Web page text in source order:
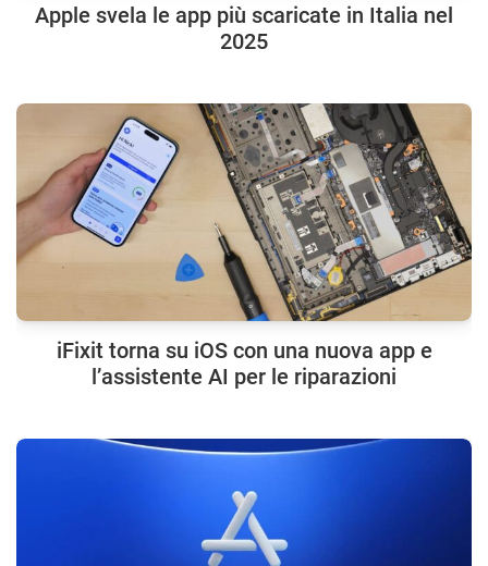
Apple svela le app più scaricate in Italia nel
2025
iFixit torna su iOS con una nuova app e
l’assistente AI per le riparazioni